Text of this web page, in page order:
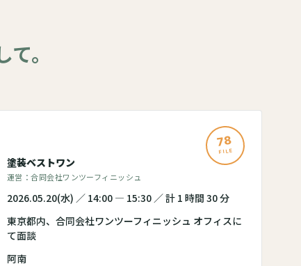
。
78
FILE
塗装ベストワン
運営：合同会社ワンツーフィニッシュ
2026.05.20(水) ／ 14:00 — 15:30 ／ 計 1 時間 30 分
東京都内、合同会社ワンツーフィニッシュ オフィスに
て面談
阿南